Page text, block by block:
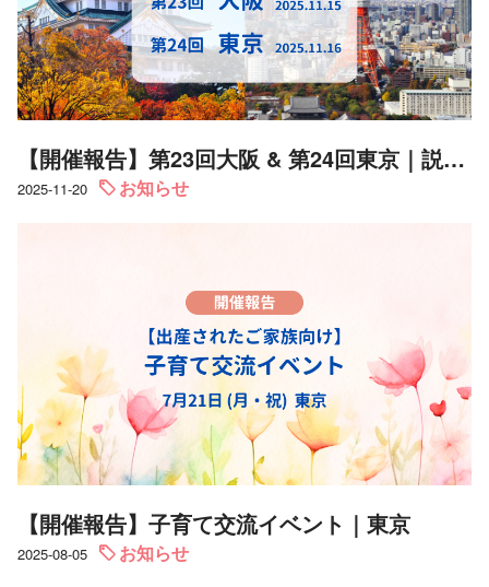
【開催報告】第23回大阪 & 第24回東京｜説明会・個別相談会
2025-11-20 お知らせ
【開催報告】子育て交流イベント｜東京
2025-08-05 お知らせ